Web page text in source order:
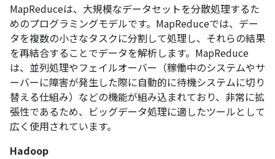
MapReduceは、大規模なデータセットを分散処理するた
めのプログラミングモデルです。MapReduceでは、デー
タを複数の小さなタスクに分割して処理し、それらの結果
を再結合することでデータを解析します。MapReduce
は、並列処理やフェイルオーバー（稼働中のシステムやサ
ーバーに障害が発生した際に自動的に待機システムに切り
替える仕組み）などの機能が組み込まれており、非常に拡
張性であるため、ビッグデータ処理に適したツールとして
広く使用されています。
Hadoop